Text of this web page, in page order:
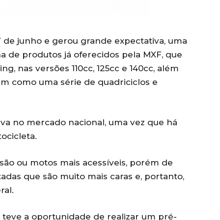
junho e gerou grande expectativa, uma
de produtos já oferecidos pela MXF, que
nas versões 110cc, 125cc e 140cc, além
como uma série de quadriciclos e
no mercado nacional, uma vez que há
ou motos mais acessíveis, porém de
que são muito mais caras e, portanto,
teve a oportunidade de realizar um pré-